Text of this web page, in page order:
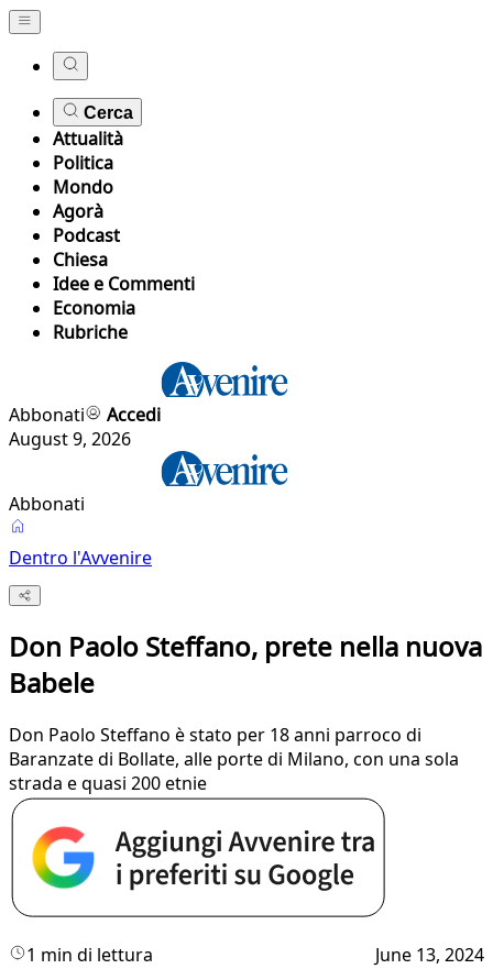
Cerca
Attualità
Politica
Mondo
Agorà
Podcast
Chiesa
Idee e Commenti
Economia
Rubriche
Abbonati
Accedi
August 9, 2026
Abbonati
Dentro l'Avvenire
Don Paolo Steffano, prete nella nuova
Babele
Don Paolo Steffano è stato per 18 anni parroco di
Baranzate di Bollate, alle porte di Milano, con una sola
strada e quasi 200 etnie
1 min di lettura June 13, 2024